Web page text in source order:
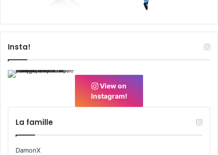
Insta!
View on
Instagram!
La famille
DamonX